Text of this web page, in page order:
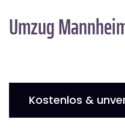
Umzug
Kostenlos &